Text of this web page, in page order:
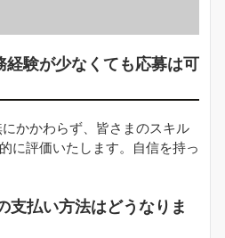
経験が少なくても応募は可
かかわらず、皆さまのスキル
に評価いたします。自信を持っ
支払い方法はどうなりま